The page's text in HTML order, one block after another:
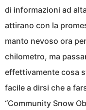
di informazioni ad
attirano con la
manto nevoso ora
chilometro, ma
effettivamente cosa
facile a dirsi che a
“Community Snow